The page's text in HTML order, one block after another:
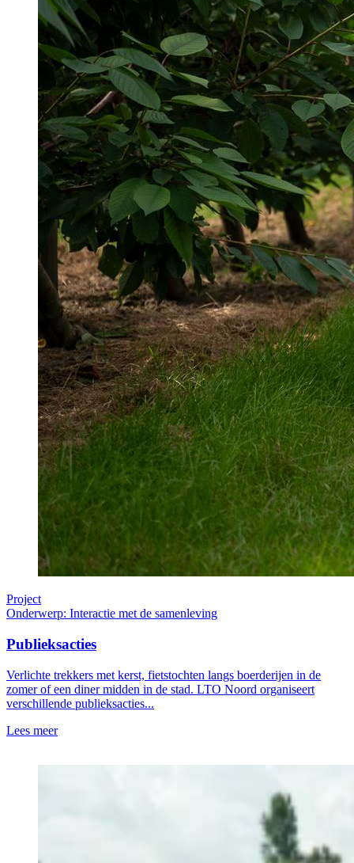
Project
Onderwerp: Interactie met de samenleving
Publieksacties
Verlichte trekkers met kerst, fietstochten langs boerderijen in de
zomer of een diner midden in de stad. LTO Noord organiseert
verschillende publieksacties...
Lees meer